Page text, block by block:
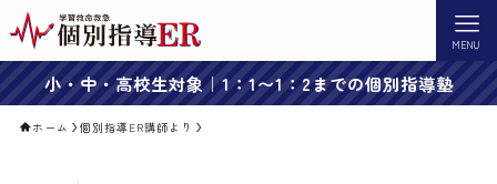
MENU
小・中・高校生対象｜1：1〜1：2までの個別指導塾
ホーム 個別指導ER講師より